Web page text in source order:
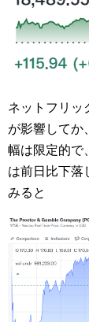
ネットフリッ
が影響してか
幅は限定的で
は前日比下落
みると